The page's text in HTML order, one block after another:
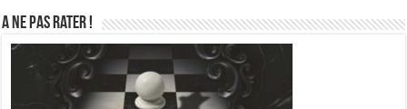
A ne pas rater !